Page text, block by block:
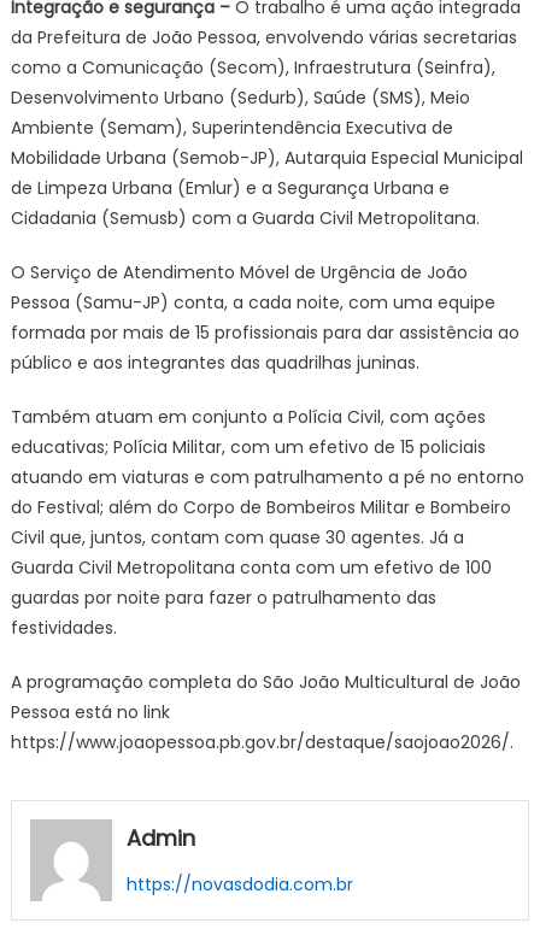
Integração e segurança –O trabalho é uma ação integrada
da Prefeitura de João Pessoa, envolvendo várias secretarias
como a Comunicação (Secom), Infraestrutura (Seinfra),
Desenvolvimento Urbano (Sedurb), Saúde (SMS), Meio
Ambiente (Semam), Superintendência Executiva de
Mobilidade Urbana (Semob-JP), Autarquia Especial Municipal
de Limpeza Urbana (Emlur) e a Segurança Urbana e
Cidadania (Semusb) com a Guarda Civil Metropolitana.
O Serviço de Atendimento Móvel de Urgência de João
Pessoa (Samu-JP) conta, a cada noite, com uma equipe
formada por mais de 15 profissionais para dar assistência ao
público e aos integrantes das quadrilhas juninas.
Também atuam em conjunto a Polícia Civil, com ações
educativas; Polícia Militar, com um efetivo de 15 policiais
atuando em viaturas e com patrulhamento a pé no entorno
do Festival; além do Corpo de Bombeiros Militar e Bombeiro
Civil que, juntos, contam com quase 30 agentes. Já a
Guarda Civil Metropolitana conta com um efetivo de 100
guardas por noite para fazer o patrulhamento das
festividades.
A programação completa do São João Multicultural de João
Pessoa está no link
https://www.joaopessoa.pb.gov.br/destaque/saojoao2026/.
Admin
https://novasdodia.com.br